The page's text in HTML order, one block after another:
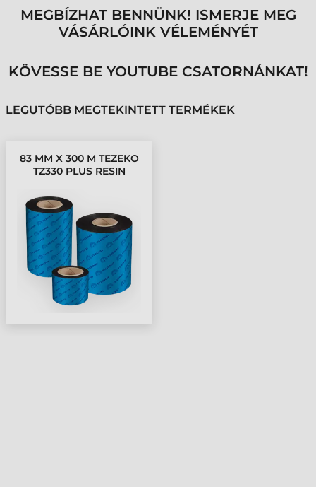
MEGBÍZHAT BENNÜNK! ISMERJE MEG
VÁSÁRLÓINK VÉLEMÉNYÉT
KÖVESSE BE YOUTUBE CSATORNÁNKAT!
LEGUTÓBB MEGTEKINTETT TERMÉKEK
83 MM X 300 M TEZEKO
TZ330 PLUS RESIN